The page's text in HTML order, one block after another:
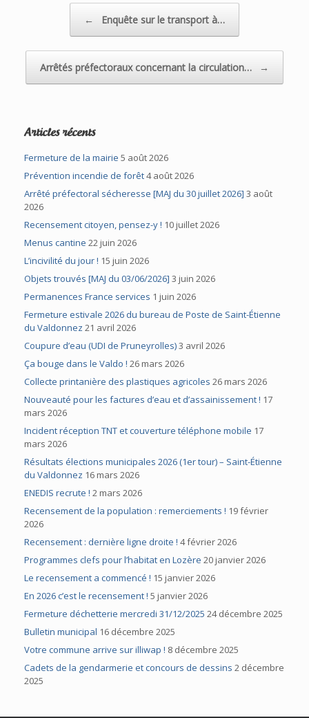
← Enquête sur le transport à…
Arrêtés préfectoraux concernant la circulation… →
Articles récents
Fermeture de la mairie 5 août 2026
Prévention incendie de forêt4 août 2026
Arrêté préfectoral sécheresse [MAJ du 30 juillet 2026] 3 août
2026
Recensement citoyen, pensez-y ! 10 juillet 2026
Menus cantine 22 juin 2026
L’incivilité du jour ! 15 juin 2026
Objets trouvés [MAJ du 03/06/2026] 3 juin 2026
Permanences France services 1 juin 2026
Fermeture estivale 2026 du bureau de Poste de Saint-Étienne
du Valdonnez 21 avril 2026
Coupure d’eau (UDI de Pruneyrolles)3 avril 2026
Ça bouge dans le Valdo ! 26 mars 2026
Collecte printanière des plastiques agricoles 26 mars 2026
Nouveauté pour les factures d’eau et d’assainissement ! 17
mars 2026
Incident réception TNT et couverture téléphone mobile 17
mars 2026
Résultats élections municipales 2026 (1er tour) – Saint-Étienne
du Valdonnez 16 mars 2026
ENEDIS recrute ! 2 mars 2026
Recensement de la population : remerciements ! 19 février
2026
Recensement : dernière ligne droite ! 4 février 2026
Programmes clefs pour l’habitat en Lozère 20 janvier 2026
Le recensement a commencé ! 15 janvier 2026
En 2026 c’est le recensement ! 5 janvier 2026
Fermeture déchetterie mercredi 31/12/2025 24 décembre 2025
Bulletin municipal 16 décembre 2025
Votre commune arrive sur illiwap ! 8 décembre 2025
Cadets de la gendarmerie et concours de dessins 2 décembre
2025